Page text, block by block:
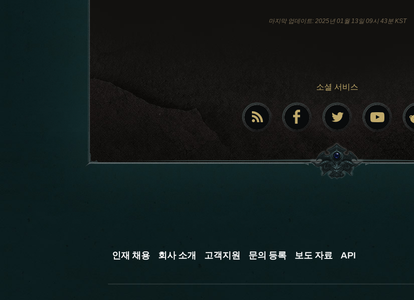
마지막 업데이트: 2025년 01월 13일 09시 43분 KST
소셜 서비스